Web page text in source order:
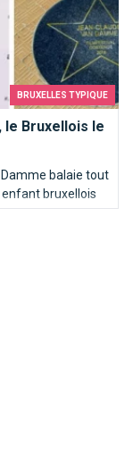
BRUXELLES TYPIQUE
le Bruxellois le
Damme balaie tout
bruxellois